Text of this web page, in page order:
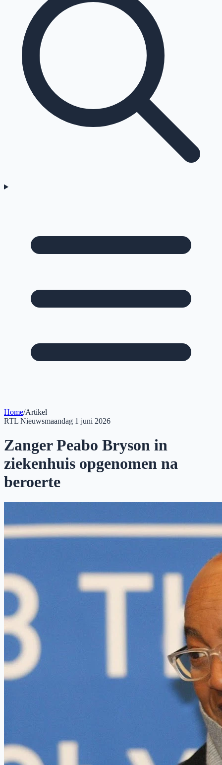
Home/Artikel
RTL Nieuwsmaandag 1 juni 2026
Zanger Peabo Bryson in
ziekenhuis opgenomen na
beroerte